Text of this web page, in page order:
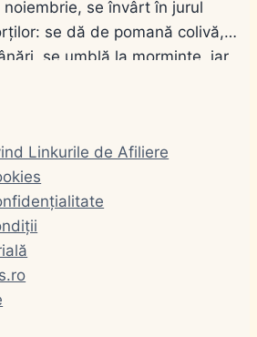
se învârt în jurul
se dă de pomană colivă,
se umblă la morminte, iar
Linkurile de Afiliere